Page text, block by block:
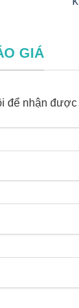
GIÁ
để nhận